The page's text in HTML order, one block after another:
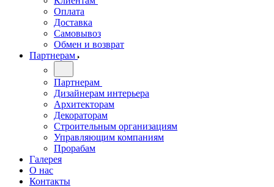
Оплата
Доставка
Самовывоз
Обмен и возврат
Партнерам
Партнерам
Дизайнерам интерьера
Архитекторам
Декораторам
Строительным организациям
Управляющим компаниям
Прорабам
Галерея
О нас
Контакты